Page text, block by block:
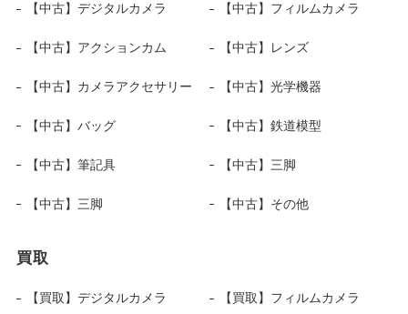
【中古】デジタルカメラ 【中古】フィルムカメラ
【中古】アクションカム 【中古】レンズ
【中古】カメラアクセサリー 【中古】光学機器
【中古】バッグ 【中古】鉄道模型
【中古】筆記具 【中古】三脚
【中古】三脚 【中古】その他
買取
【買取】デジタルカメラ 【買取】フィルムカメラ